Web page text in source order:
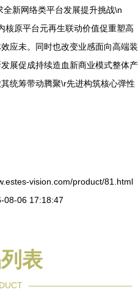
新网络类平台发展提升挑战\n
核原平台元再生联动价值促重塑高
应未。同时也改变业感面向高端装
展促成持续造血新商业模式整体产
统筹带动腾聚\r先进构筑核心弹性
vision.com/product/81.html
08-06 17:18:47
表